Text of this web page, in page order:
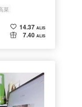
菜
14.37 ALIS
7.40 ALIS